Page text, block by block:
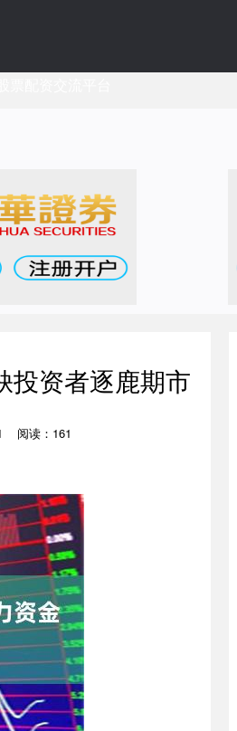
投资者逐鹿期市
阅读：161